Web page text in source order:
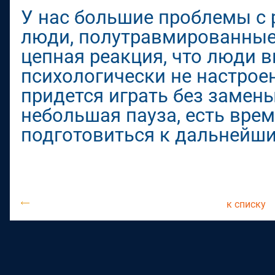
У нас большие проблемы с
люди,
цепная реакция, что люди
психологически не
придется играть без
небольшая пауза, есть
подготовиться к
к списку